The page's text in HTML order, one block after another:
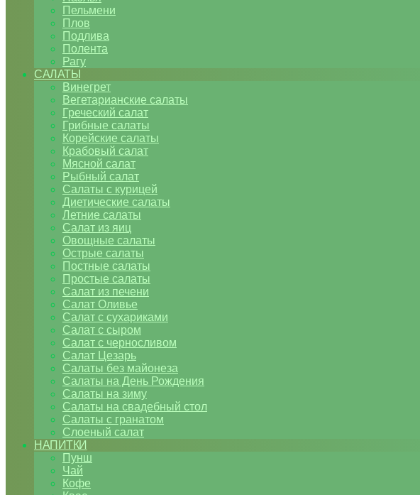
Пельмени
Плов
Подлива
Полента
Рагу
САЛАТЫ
Винегрет
Вегетарианские салаты
Греческий салат
Грибные салаты
Корейские салаты
Крабовый салат
Мясной салат
Рыбный салат
Салаты с курицей
Диетические салаты
Летние салаты
Салат из яиц
Овощные салаты
Острые салаты
Постные салаты
Простые салаты
Салат из печени
Салат Оливье
Салат с сухариками
Салат с сыром
Салат с черносливом
Салат Цезарь
Салаты без майонеза
Салаты на День Рождения
Салаты на зиму
Салаты на свадебный стол
Салаты с гранатом
Слоеный салат
НАПИТКИ
Пунш
Чай
Кофе